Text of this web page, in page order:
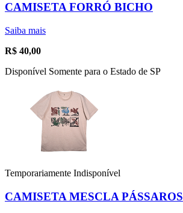
CAMISETA FORRÓ BICHO
Saiba mais
R$ 40,00
Disponível Somente para o Estado de SP
Temporariamente Indisponível
CAMISETA MESCLA PÁSSAROS